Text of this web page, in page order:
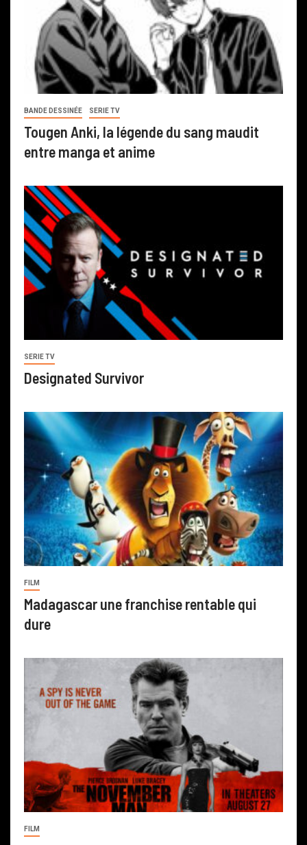
BANDE DESSINÉE SERIE TV
Tougen Anki, la légende du sang maudit
entre manga et anime
SERIE TV
Designated Survivor
FILM
Madagascar une franchise rentable qui
dure
FILM